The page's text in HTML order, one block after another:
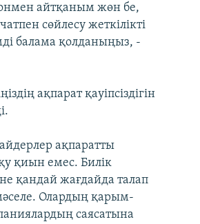
айтқаным жөн бе,
сөйлесу жеткілікті
балама қолданыңыз, -
ақпарат қауіпсіздігін
ақпаратты
қиын емес. Билік
қандай жағдайда талап
Олардың қарым-
саясатына